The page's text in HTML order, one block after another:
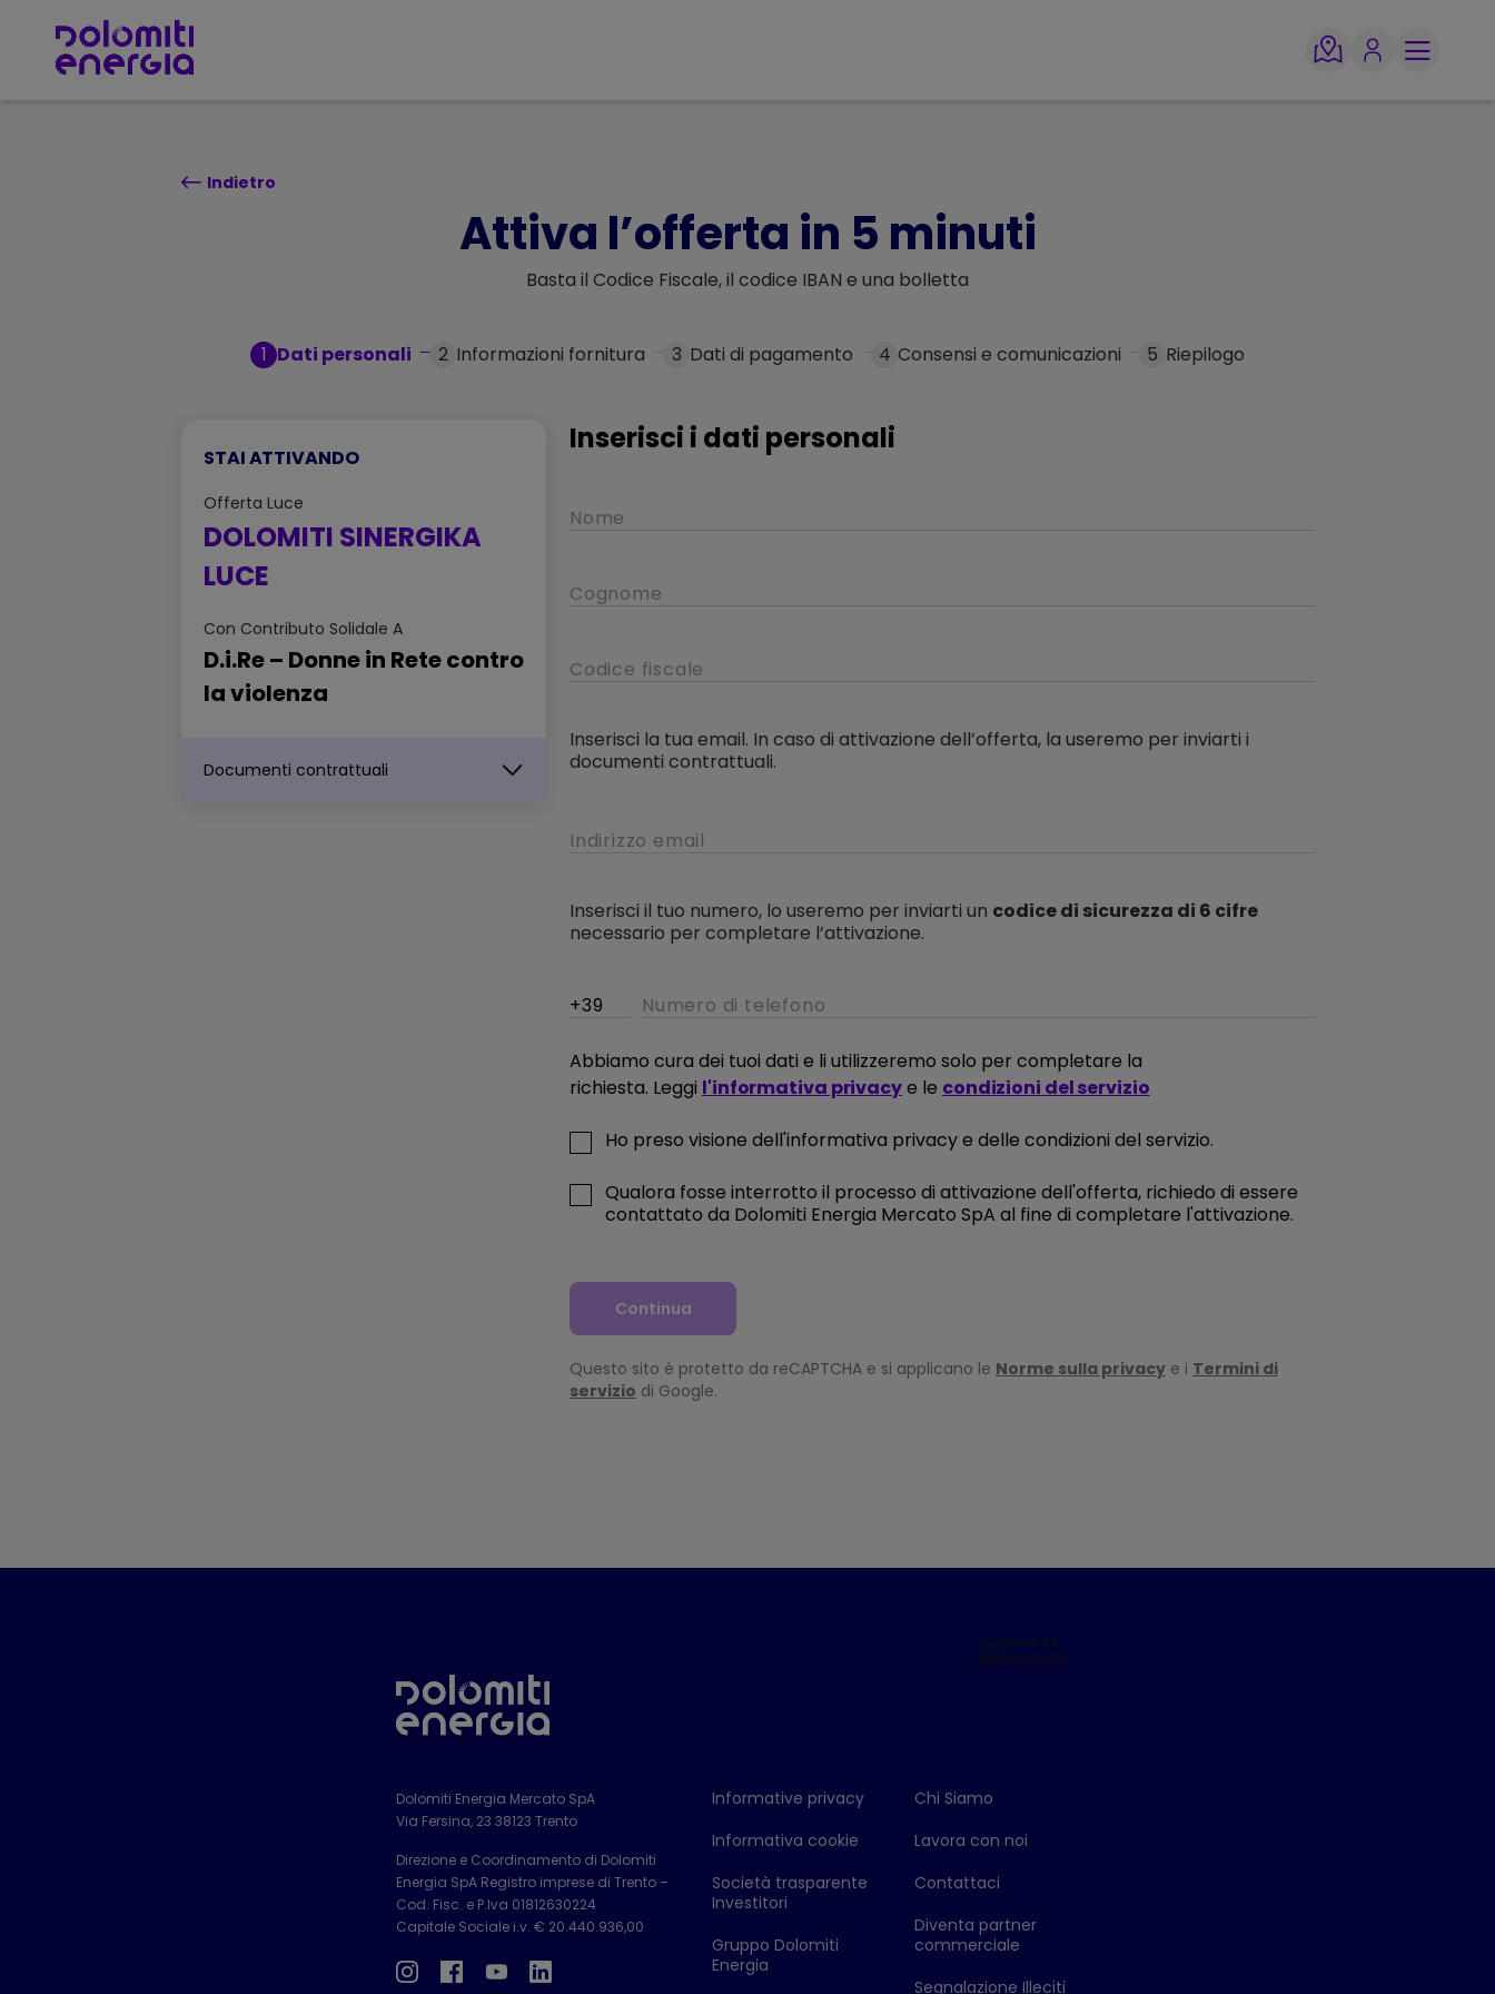
Indietro
Attiva l’offerta in 5 minuti
Basta il Codice Fiscale, il codice IBAN e una bolletta
1 Dati personali 2 Informazioni fornitura 3 Dati di pagamento 4 Consensi e comunicazioni 5 Riepilogo
STAI ATTIVANDO
Offerta Luce
DOLOMITI SINERGIKA
LUCE
Con Contributo Solidale A
D.i.Re – Donne in Rete contro
la violenza
Documenti contrattuali
Inserisci i dati personali
Inserisci la tua email. In caso di attivazione dell’offerta, la useremo per inviarti i
documenti contrattuali.
Inserisci il tuo numero, lo useremo per inviarti un codice di sicurezza di 6 cifre
necessario per completare l’attivazione.
Abbiamo cura dei tuoi dati e li utilizzeremo solo per completare la
richiesta. Leggi l'informativa privacye le condizioni del servizio
Ho preso visione dell'informativa privacy e delle condizioni del servizio.
Qualora fosse interrotto il processo di attivazione dell'offerta, richiedo di essere
contattato da Dolomiti Energia Mercato SpA al fine di completare l'attivazione.
Continua
Questo sito è protetto da reCAPTCHA e si applicano le Norme sulla privacy e i Termini di
servizio di Google.
Dolomiti Energia Mercato SpA
Via Fersina, 23 38123 Trento
Direzione e Coordinamento di Dolomiti
Energia SpA Registro imprese di Trento –
Cod. Fisc. e P.Iva 01812630224
Capitale Sociale i.v. € 20.440.936,00
Informative privacy
Informativa cookie
Società trasparente
Investitori
Gruppo Dolomiti
Energia
Chi Siamo
Lavora con noi
Contattaci
Diventa partner
commerciale
Segnalazione Illeciti